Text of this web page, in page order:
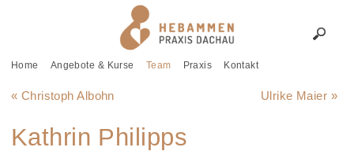
Home Angebote & Kurse Team Praxis Kontakt
« Christoph Albohn Ulrike Maier »
Kathrin Philipps